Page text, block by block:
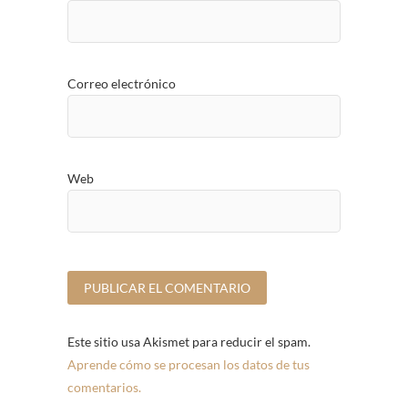
Correo electrónico
Web
Este sitio usa Akismet para reducir el spam.
Aprende cómo se procesan los datos de tus
comentarios.